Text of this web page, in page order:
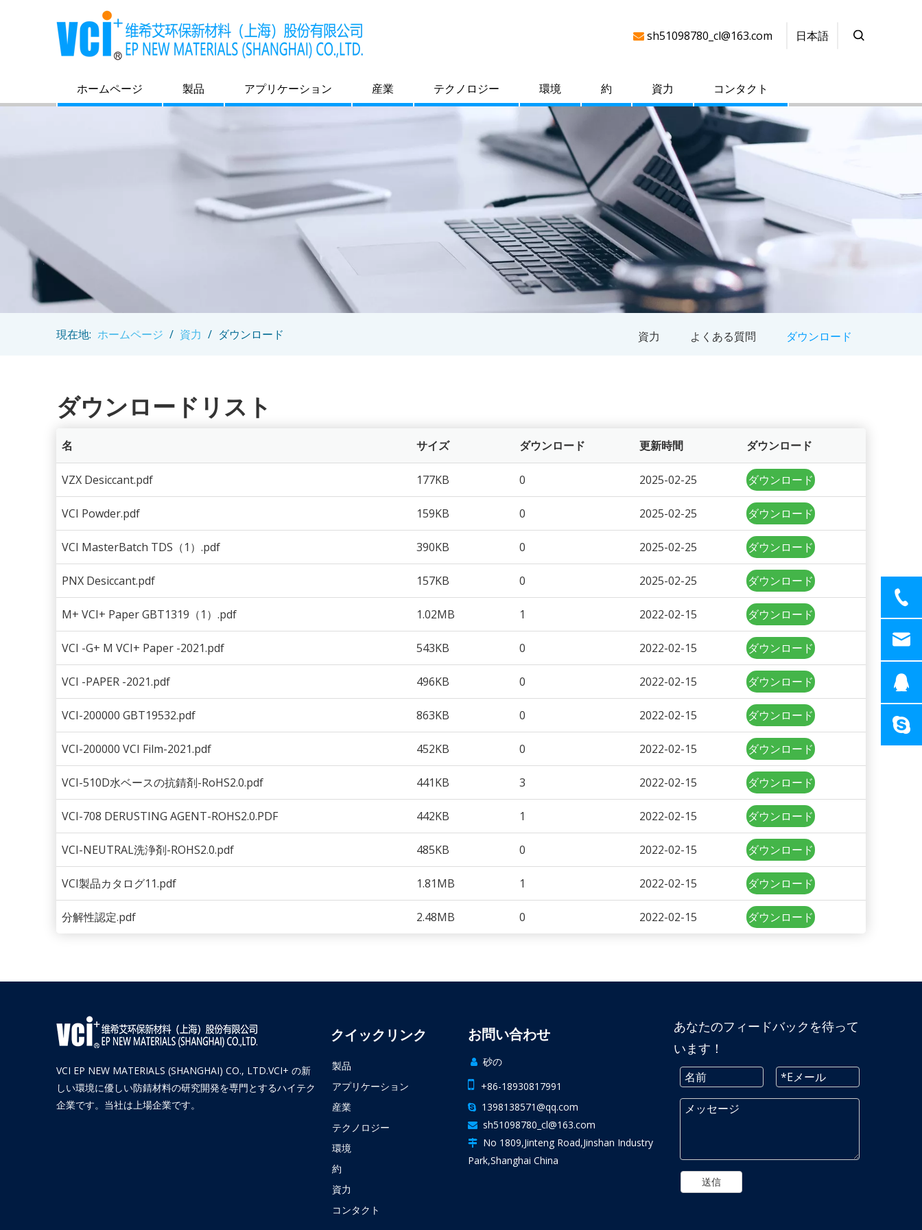
 sh51098780_cl@163.com 日本語
ホームページ 製品 アプリケーション 産業 テクノロジー 環境 約 資力 コンタクト
現在地: ホームページ / 資力 / ダウンロード 資力 よくある質問 ダウンロード
ダウンロードリスト
名 サイズ ダウンロード 更新時間 ダウンロード
VZX Desiccant.pdf 177KB 0 2025-02-25 ダウンロード
VCI Powder.pdf 159KB 0 2025-02-25 ダウンロード
VCI MasterBatch TDS（1）.pdf 390KB 0 2025-02-25 ダウンロード
PNX Desiccant.pdf 157KB 0 2025-02-25 ダウンロード
M+ VCI+ Paper GBT1319（1）.pdf 1.02MB 1 2022-02-15 ダウンロード
VCI -G+ M VCI+ Paper -2021.pdf 543KB 0 2022-02-15 ダウンロード
VCI -PAPER -2021.pdf 496KB 0 2022-02-15 ダウンロード
VCI-200000 GBT19532.pdf 863KB 0 2022-02-15 ダウンロード
VCI-200000 VCI Film-2021.pdf 452KB 0 2022-02-15 ダウンロード
VCI-510D水ベースの抗錆剤-RoHS2.0.pdf 441KB 3 2022-02-15 ダウンロード
VCI-708 DERUSTING AGENT-ROHS2.0.PDF 442KB 1 2022-02-15 ダウンロード
VCI-NEUTRAL洗浄剤-ROHS2.0.pdf 485KB 0 2022-02-15 ダウンロード
VCI製品カタログ11.pdf 1.81MB 1 2022-02-15 ダウンロード
分解性認定.pdf 2.48MB 0 2022-02-15 ダウンロード
VCI EP NEW MATERIALS (SHANGHAI) CO., LTD.VCI+ の新
しい環境に優しい防錆材料の研究開発を専門とするハイテク
企業です。当社は上場企業です。
クイックリンク
製品
アプリケーション
産業
テクノロジー
環境
約
資力
コンタクト
お問い合わせ
 砂の
 +86-18930817991
 1398138571@qq.com
 sh51098780_cl@163.com

No 1809,Jinteng Road,Jinshan Industry
Park,Shanghai China
あなたのフィードバックを待って
います！
送信